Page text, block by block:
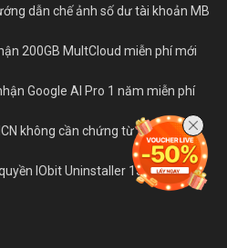
dẫn chế ảnh số dư tài khoản MB
200GB MultCloud miễn phí mới
Google AI Pro 1 năm miễn phí
không cần chứng từ trên eTax
IObit Uninstaller 15 PRO miễn